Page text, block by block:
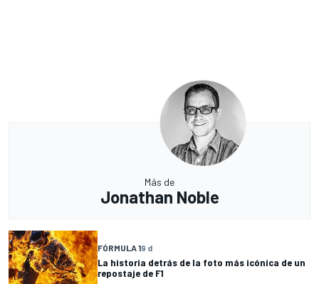
Más de
Jonathan Noble
FÓRMULA 19 d
La historia detrás de la foto más icónica de un
repostaje de F1